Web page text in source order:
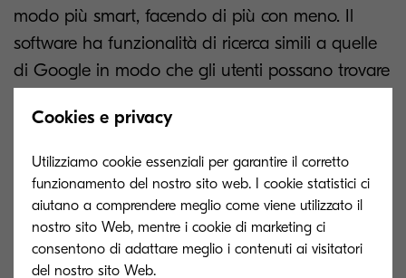
modo più smart, facendo di più con meno. Il
software ha funzionalità di ricerca simili a quelle
di Google in modo che gli utenti possano trovare
istante. Quindi, utilizzando i server, i professionisti
possono filtrare la loro ricerca per data, utente,
parole chiave pertinenti e altro ancora! KCIM è in
grado di analizzare e archiviare fino a 12 diversi
tipi di documenti, individuando facilmente parole
chiave nelle foto o negli elementi scansionati
Cookies e privacy
Utilizziamo cookie essenziali per garantire il corretto
funzionamento del nostro sito web. I cookie statistici ci
aiutano a comprendere meglio come viene utilizzato il
nostro sito Web, mentre i cookie di marketing ci
consentono di adattare meglio i contenuti ai visitatori
del nostro sito Web.